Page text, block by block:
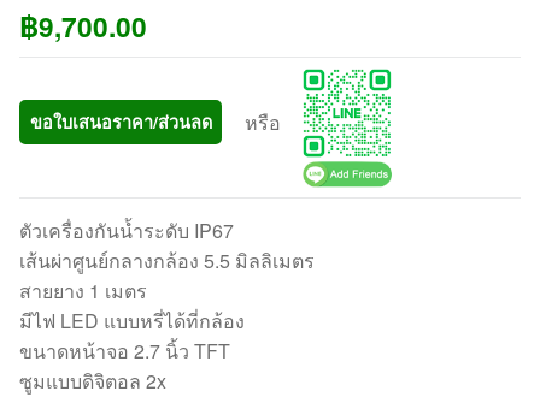
฿9,700.00
ขอใบเสนอราคา/ส่วนลด หรือ
ตัวเครื่องกันน้ำระดับ IP67
เส้นผ่าศูนย์กลางกล้อง 5.5 มิลลิเมตร
สายยาง 1 เมตร
มีไฟ LED แบบหรี่ได้ที่กล้อง
ขนาดหน้าจอ 2.7 นิ้ว TFT
ซูมแบบดิจิตอล 2x